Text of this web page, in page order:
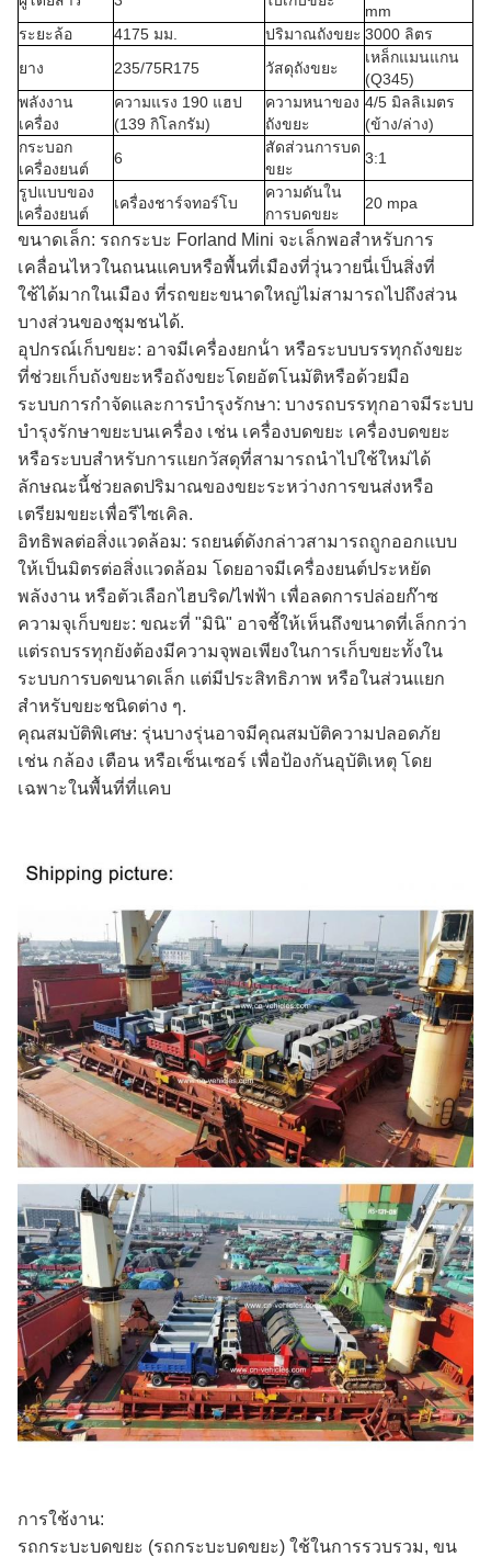
mm
ระยะล้อ
4175 มม. ปริมาณถังขยะ 3000 ลิตร
ยาง
235/75R175 วัสดุถังขยะ
เหล็กแมนแกน
(Q345)
พลังงาน
เครื่อง
ความแรง 190 แฮป
(139 กิโลกรัม)
ความหนาของ
ถังขยะ
4/5 มิลลิเมตร
(ข้าง/ล่าง)
กระบอก
เครื่องยนต์
6
สัดส่วนการบด
ขยะ
3:1
รูปแบบของ
เครื่องยนต์
เครื่องชาร์จทอร์โบ
ความดันใน
การบดขยะ
20 mpa
ขนาดเล็ก: รถกระบะ Forland Mini จะเล็กพอสําหรับการ
เคลื่อนไหวในถนนแคบหรือพื้นที่เมืองที่วุ่นวายนี่เป็นสิ่งที่
ใช้ได้มากในเมือง ที่รถขยะขนาดใหญ่ไม่สามารถไปถึงส่วน
บางส่วนของชุมชนได้.
อุปกรณ์เก็บขยะ: อาจมีเครื่องยกน้ํา หรือระบบบรรทุกถังขยะ
ที่ช่วยเก็บถังขยะหรือถังขยะโดยอัตโนมัติหรือด้วยมือ
ระบบการกําจัดและการบํารุงรักษา: บางรถบรรทุกอาจมีระบบ
บํารุงรักษาขยะบนเครื่อง เช่น เครื่องบดขยะ เครื่องบดขยะ
หรือระบบสําหรับการแยกวัสดุที่สามารถนําไปใช้ใหม่ได้
ลักษณะนี้ช่วยลดปริมาณของขยะระหว่างการขนส่งหรือ
เตรียมขยะเพื่อรีไซเคิล.
อิทธิพลต่อสิ่งแวดล้อม: รถยนต์ดังกล่าวสามารถถูกออกแบบ
ให้เป็นมิตรต่อสิ่งแวดล้อม โดยอาจมีเครื่องยนต์ประหยัด
พลังงาน หรือตัวเลือกไฮบริด/ไฟฟ้า เพื่อลดการปล่อยก๊าซ
ความจุเก็บขยะ: ขณะที่ "มินิ" อาจชี้ให้เห็นถึงขนาดที่เล็กกว่า
แต่รถบรรทุกยังต้องมีความจุพอเพียงในการเก็บขยะทั้งใน
ระบบการบดขนาดเล็ก แต่มีประสิทธิภาพ หรือในส่วนแยก
สําหรับขยะชนิดต่าง ๆ.
คุณสมบัติพิเศษ: รุ่นบางรุ่นอาจมีคุณสมบัติความปลอดภัย
เช่น กล้อง เตือน หรือเซ็นเซอร์ เพื่อป้องกันอุบัติเหตุ โดย
เฉพาะในพื้นที่ที่แคบ
การใช้งาน:
รถกระบะบดขยะ (รถกระบะบดขยะ) ใช้ในการรวบรวม, ขน